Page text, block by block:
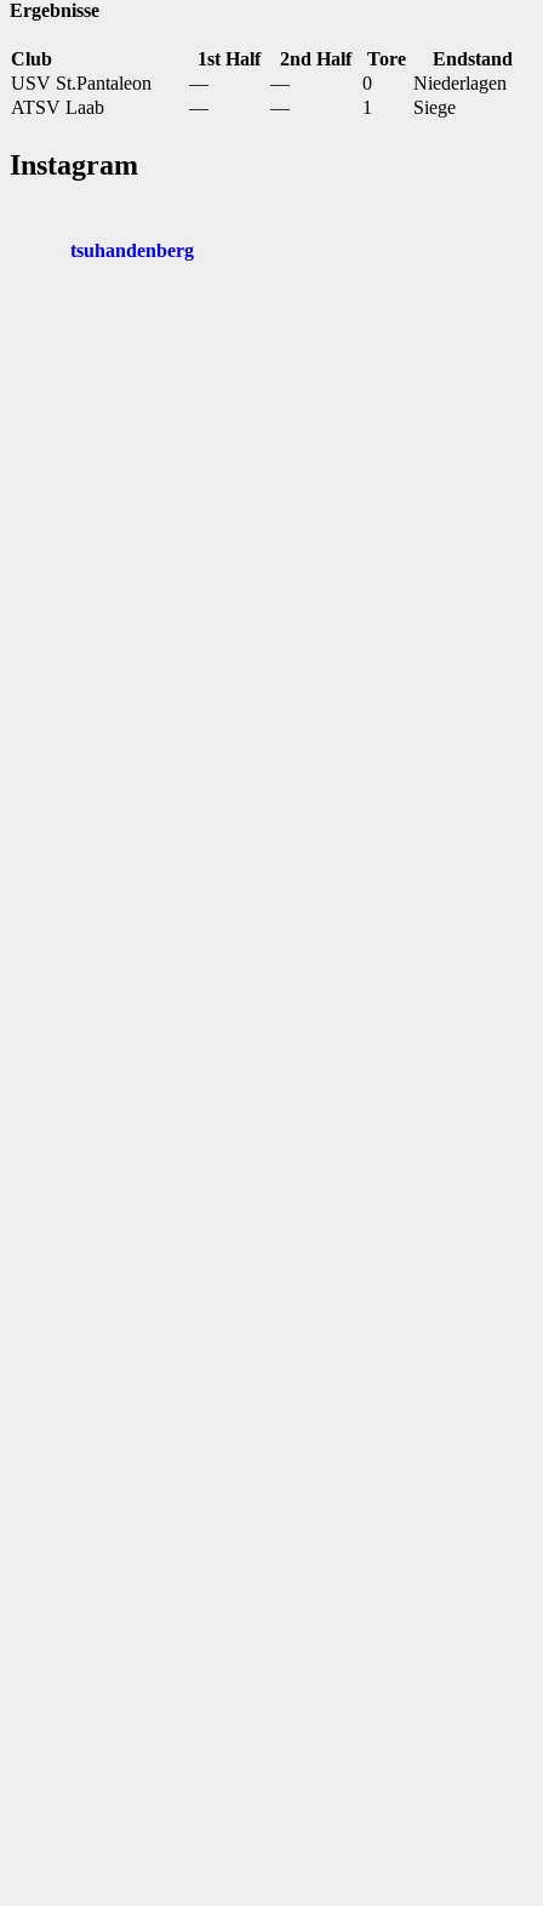
Ergebnisse
Club 1st Half 2nd Half Tore
Endstand
USV St.Pantaleon
— — 0
Niederlagen
ATSV Laab
— — 1 Siege
Instagram
tsuhandenberg